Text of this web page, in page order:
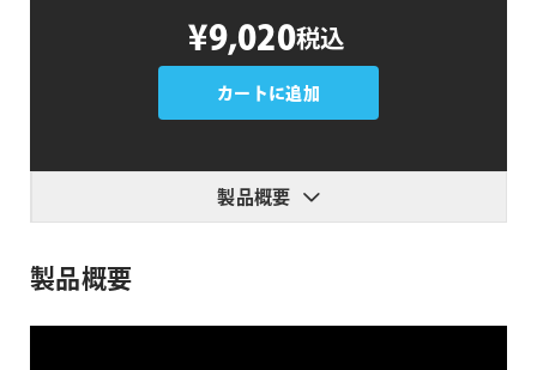
¥9,020税込
カートに追加
製品概要
製品概要